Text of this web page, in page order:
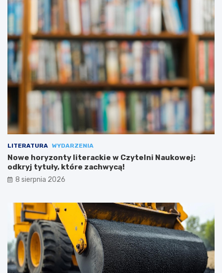
LITERATURA WYDARZENIA
Nowe horyzonty literackie w Czytelni Naukowej:
odkryj tytuły, które zachwycą!
8 sierpnia 2026